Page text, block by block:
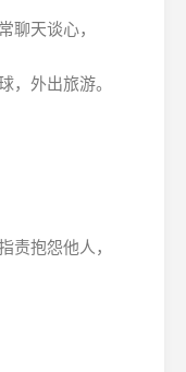
聊天谈心，
，外出旅游。
责抱怨他人，